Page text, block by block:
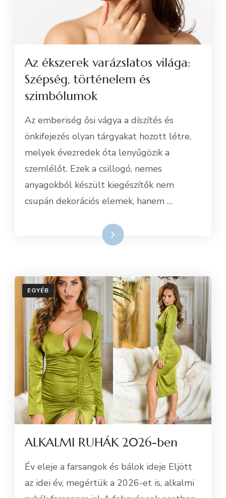
Az ékszerek varázslatos világa:
Szépség, történelem és
szimbólumok
Az emberiség ősi vágya a díszítés és
önkifejezés olyan tárgyakat hozott létre,
melyek évezredek óta lenyűgözik a
szemlélőt. Ezek a csillogó, nemes
anyagokból készült kiegészítők nem
csupán dekorációs elemek, hanem …
Tovább
EGYÉB
ALKALMI RUHÁK 2026-ben
Év eleje a farsangok és bálok ideje Eljött
az idei év, megértük a 2026-et is, alkalmi